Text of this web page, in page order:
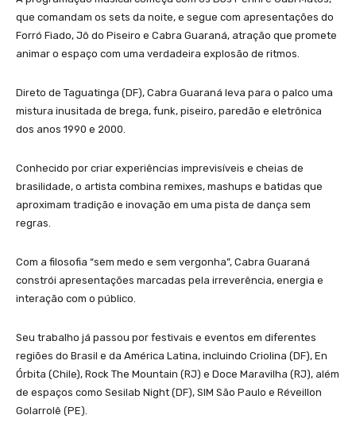
que comandam os sets da noite, e segue com apresentações do
Forró Fiado, Jô do Piseiro e Cabra Guaraná, atração que promete
animar o espaço com uma verdadeira explosão de ritmos.
Direto de Taguatinga (DF), Cabra Guaraná leva para o palco uma
mistura inusitada de brega, funk, piseiro, paredão e eletrônica
dos anos 1990 e 2000.
Conhecido por criar experiências imprevisíveis e cheias de
brasilidade, o artista combina remixes, mashups e batidas que
aproximam tradição e inovação em uma pista de dança sem
regras.
Com a filosofia “sem medo e sem vergonha”, Cabra Guaraná
constrói apresentações marcadas pela irreverência, energia e
interação com o público.
Seu trabalho já passou por festivais e eventos em diferentes
regiões do Brasil e da América Latina, incluindo Criolina (DF), En
Órbita (Chile), Rock The Mountain (RJ) e Doce Maravilha (RJ), além
de espaços como Sesilab Night (DF), SIM São Paulo e Réveillon
Golarrolê (PE).